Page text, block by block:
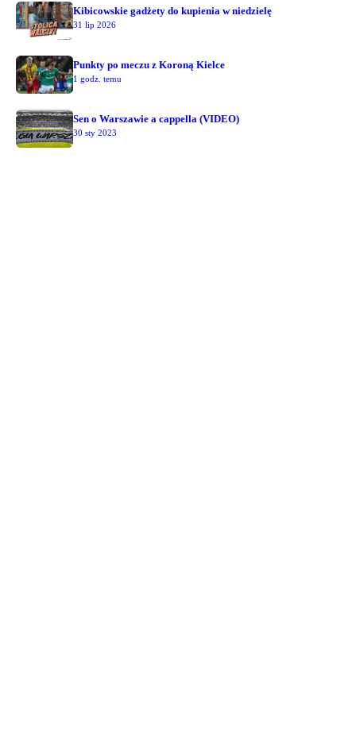
Kibicowskie gadżety do kupienia w niedzielę
31 lip 2026
Punkty po meczu z Koroną Kielce
1 godz. temu
Sen o Warszawie a cappella (VIDEO)
30 sty 2023